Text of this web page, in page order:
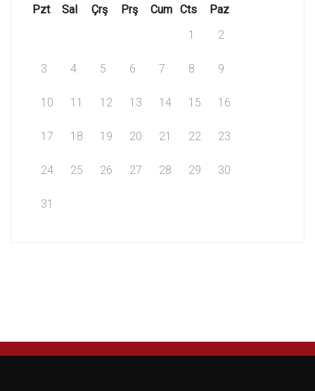
Pzt Sal Çrş Prş Cum Cts
Paz
1
2
3 4 5 6 7 8 9
10 11 12 13 14 15 16
17 18 19 20 21 22 23
24 25 26 27 28 29 30
31